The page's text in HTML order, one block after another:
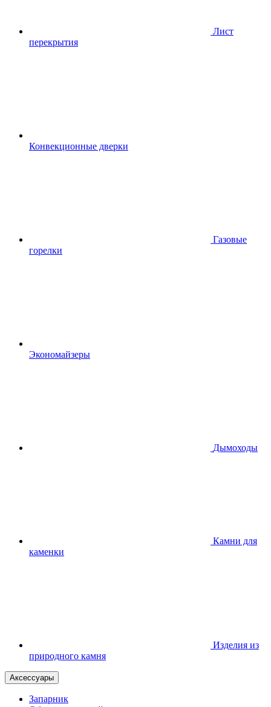
Лист
перекрытия
Конвекционные дверки
Газовые
горелки
Экономайзеры
Дымоходы
Камни для
каменки
Изделия из
природного камня
Аксессуары
Запарник